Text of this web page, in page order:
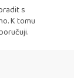
s
K tomu